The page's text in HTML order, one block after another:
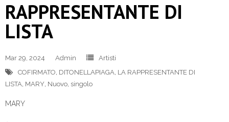
RAPPRESENTANTE DI
LISTA
Mar 29, 2024 Admin
Artisti
COFIRMATO, DITONELLAPIAGA, LA RAPPRESENTANTE DI
LISTA, MARY, Nuovo, singolo
MARY